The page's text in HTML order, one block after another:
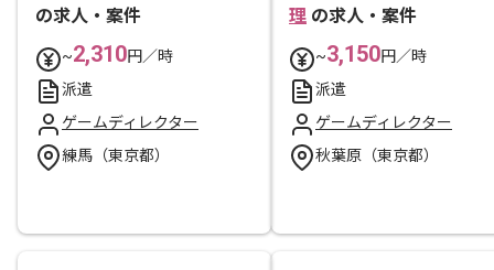
の求人・案件
~2,310円／時
派遣
ゲームディレクター
練馬（東京都）
理 の求人・案件
~3,150円／時
派遣
ゲームディレクター
秋葉原（東京都）